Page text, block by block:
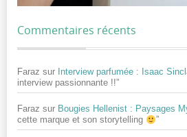
Commentaires récents
Faraz sur Interview parfumée : Isaac
interview passionnante !!”
Faraz sur Bougies Hellenist : Paysages
cette marque et son storytelling
”